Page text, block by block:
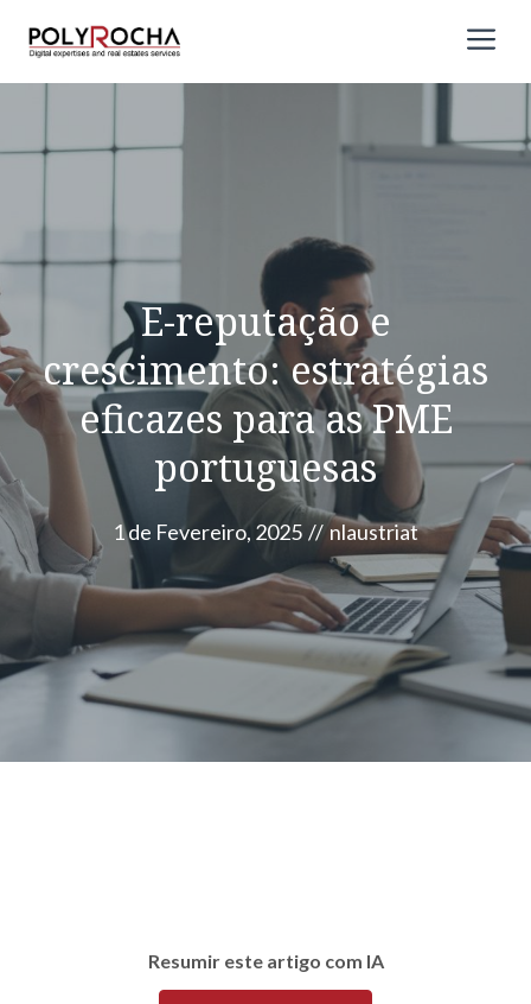
para
o
E-reputação e
crescimento: estratégias
eficazes para as PME
portuguesas
1 de Fevereiro, 2025 // nlaustriat
Resumir este artigo com IA